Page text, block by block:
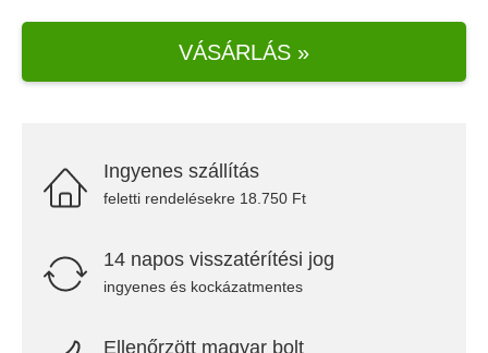
VÁSÁRLÁS »
Ingyenes szállítás
feletti rendelésekre 18.750 Ft
14 napos visszatérítési jog
ingyenes és kockázatmentes
Ellenőrzött magyar bolt